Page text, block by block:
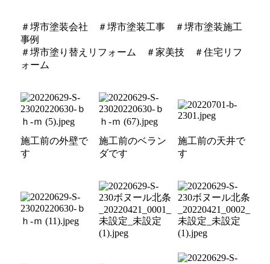
＃堺市塗装会社 ＃堺市塗装工事 ＃堺市塗装施工
事例
＃堺市塗り替えリフォーム ＃家美技 ＃住宅リフ
ォーム
施工前の外壁で
す
施工前のベラン
ダです
施工前の天井で
す